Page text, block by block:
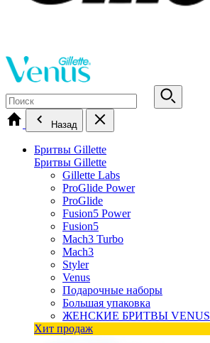
Назад
Бритвы Gillette
Бритвы Gillette
Gillette Labs
ProGlide Power
ProGlide
Fusion5 Power
Fusion5
Mach3 Turbo
Mach3
Styler
Venus
Подарочные наборы
Большая упаковка
ЖЕНСКИЕ БРИТВЫ VENUS
Хит продаж